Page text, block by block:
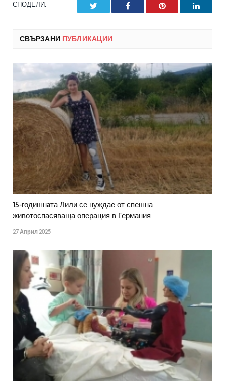
СПОДЕЛИ. Facebook Pinterest
СВЪРЗАНИ ПУБЛИКАЦИИ
15-годишнaта Лили се нуждае от спешна
животоспасяваща операция в Германия
27 Април 2025